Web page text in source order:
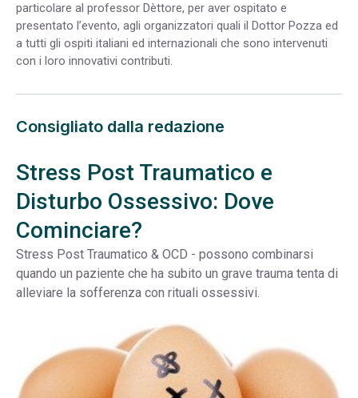
particolare al professor Dèttore, per aver ospitato e
presentato l’evento, agli organizzatori quali il Dottor Pozza ed
a tutti gli ospiti italiani ed internazionali che sono intervenuti
con i loro innovativi contributi.
Consigliato dalla redazione
Stress Post Traumatico e
Disturbo Ossessivo: Dove
Cominciare?
Stress Post Traumatico & OCD - possono combinarsi
quando un paziente che ha subito un grave trauma tenta di
alleviare la sofferenza con rituali ossessivi.